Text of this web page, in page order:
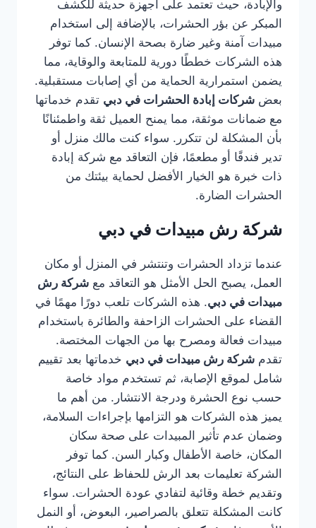
والإبادة، حيث تعتمد على أجهزة حديثة للكشف
المبكر عن بؤر الحشرات، بالإضافة إلى استخدام
مبيدات آمنة وغير ضارة بصحة الإنسان. كما توفر
هذه الشركات خططًا دورية للمتابعة والوقاية، مما
يضمن استمرارية الحماية من أي إصابات مستقبلية.
بعض شركات إبادة الحشرات في دبي تقدم خدماتها
مع ضمانات موثقة، مما يمنح العميل ثقة واطمئنانًا
بأن المشكلة لن تتكرر. سواء كنت مالك منزل أو
تدير فندقًا أو مطعمًا، فإن التعاقد مع شركة إبادة
ذات خبرة هو الخيار الأفضل لحماية بيئتك من
الحشرات الضارة.
شركة رش مبيدات في دبي
عندما تزداد الحشرات وتنتشر في المنزل أو مكان
العمل، يصبح الحل الأمثل هو التعاقد مع شركة رش
مبيدات في دبي. هذه الشركات تلعب دورًا مهمًا في
القضاء على الحشرات الزاحفة والطائرة باستخدام
مبيدات فعالة ومصرح بها من الجهات المختصة.
تقدم شركة رش مبيدات في دبي خدماتها بعد تقييم
شامل لموقع الإصابة، ثم تستخدم مواد خاصة
حسب نوع الحشرة ودرجة الانتشار. من أهم ما
يميز هذه الشركات هو التزامها بإجراءات السلامة،
وضمان عدم تأثير المبيدات على صحة سكان
المكان، خاصة الأطفال وكبار السن. كما توفر
الشركة تعليمات بعد الرش للحفاظ على النتائج،
وتقديم خطة وقائية لتفادي عودة الحشرات. سواء
كانت المشكلة تتعلق بالصراصير، البعوض، أو النمل